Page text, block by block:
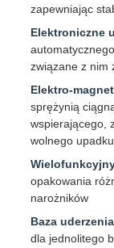
zapewniając
Elektroniczne
związane z nim
Elektro-
sprężynią
wspierającego,
wolnego
opakowania
narożników
Baza
dla jednolitego